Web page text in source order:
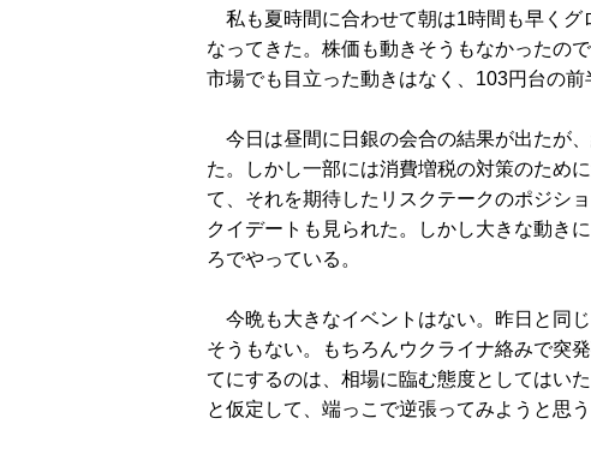
私も夏時間に合わせて朝は1時間も早くグ
なってきた。株価も動きそうもなかったの
市場でも目立った動きはなく、103円台の前
今日は昼間に日銀の会合の結果が出たが
た。しかし一部には消費増税の対策のため
て、それを期待したリスクテークのポジシ
クイデートも見られた。しかし大きな動き
ろでやっている。
今晩も大きなイベントはない。昨日と同
そうもない。もちろんウクライナ絡みで突
てにするのは、相場に臨む態度としてはい
と仮定して、端っこで逆張ってみようと思う